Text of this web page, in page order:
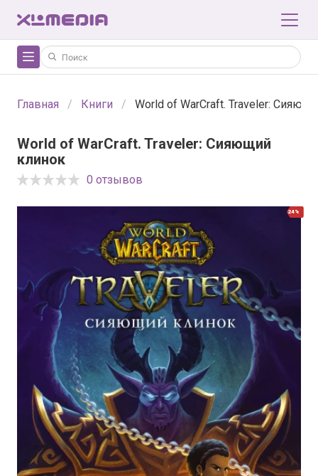
Главная Книги World of WarCraft. Traveler:
World of WarCraft. Traveler: Сияющий
клинок
0 отзывов
24%